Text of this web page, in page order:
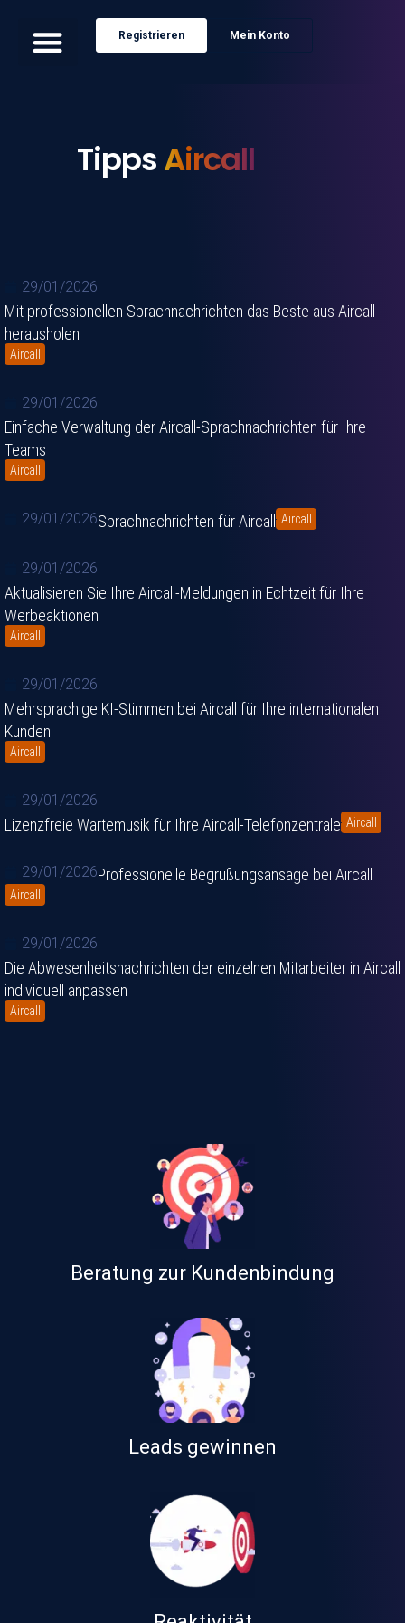
Registrieren Mein Konto
TippsAircall
29/01/2026
Mit professionellen Sprachnachrichten das Beste aus Aircall
herausholen
Aircall
29/01/2026
Einfache Verwaltung der Aircall-Sprachnachrichten für Ihre
Teams
Aircall
29/01/2026Sprachnachrichten für Aircall Aircall
29/01/2026
Aktualisieren Sie Ihre Aircall-Meldungen in Echtzeit für Ihre
Werbeaktionen
Aircall
29/01/2026
Mehrsprachige KI-Stimmen bei Aircall für Ihre internationalen
Kunden
Aircall
29/01/2026
Lizenzfreie Wartemusik für Ihre Aircall-Telefonzentrale Aircall
29/01/2026Professionelle Begrüßungsansage bei Aircall
Aircall
29/01/2026
Die Abwesenheitsnachrichten der einzelnen Mitarbeiter in Aircall
individuell anpassen
Aircall
Beratung zur Kundenbindung
Leads gewinnen